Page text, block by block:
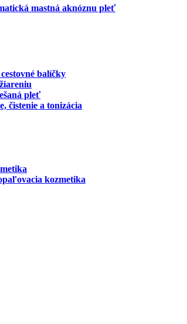
mastná aknóznu pleť
balíčky
pleť
čistenie a tonizácia
kozmetika